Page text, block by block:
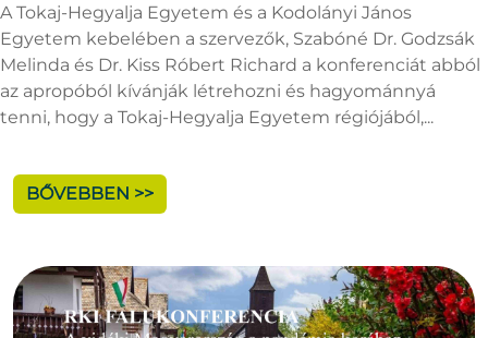
A Tokaj-Hegyalja Egyetem és a Kodolányi János
Egyetem kebelében a szervezők, Szabóné Dr. Godzsák
Melinda és Dr. Kiss Róbert Richard a konferenciát abból
az apropóból kívánják létrehozni és hagyománnyá
tenni, hogy a Tokaj-Hegyalja Egyetem régiójából,...
BŐVEBBEN >>